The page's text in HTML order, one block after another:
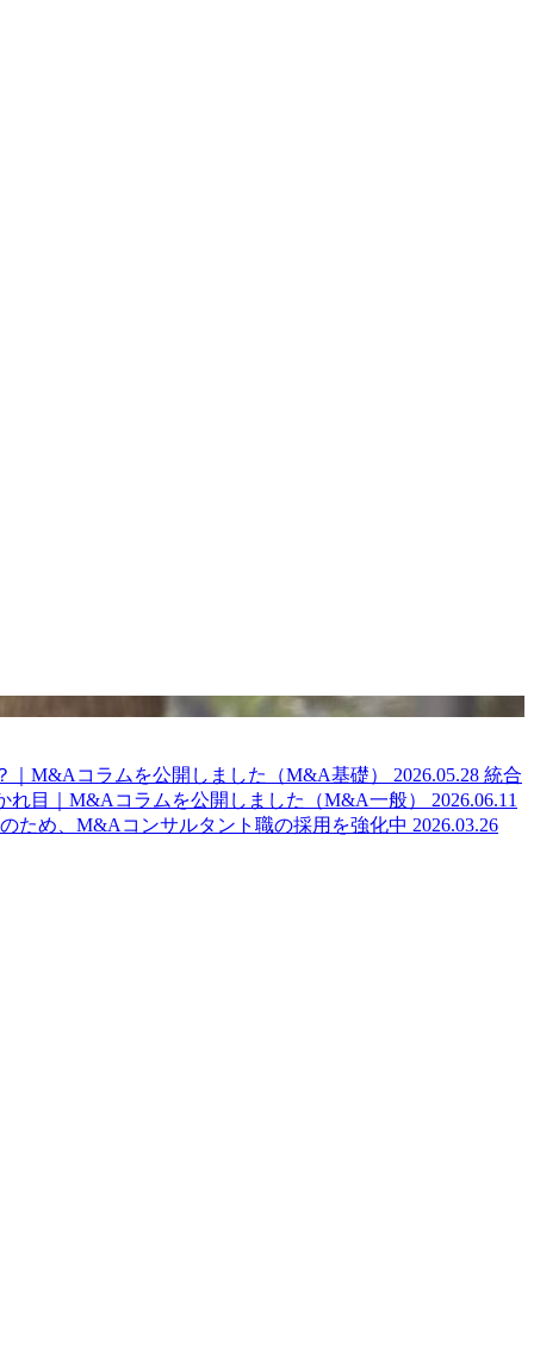
｜M&Aコラムを公開しました（M&A基礎） 2026.05.28 統合
目｜M&Aコラムを公開しました（M&A一般）
2026.06.11
ため、M&Aコンサルタント職の採用を強化中 2026.03.26